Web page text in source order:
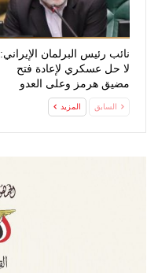
نائب رئيس البرلمان الإيراني:
لا حل عسكري لإعادة فتح
مضيق هرمز وعلى العدو
الخضوع…
السابق المزيد